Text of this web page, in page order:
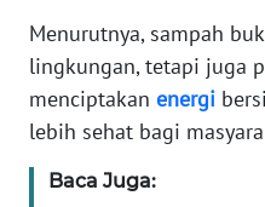
Menurutnya, sampah
lingkungan, tetapi juga
menciptakan energi
lebih sehat bagi
Baca Juga:
Wahana
News
Regional
SUMUT